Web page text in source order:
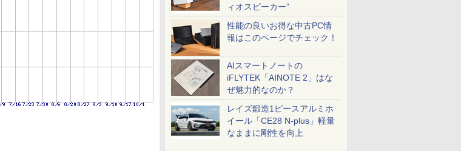
ィオスピーカー”
性能の良いお得な中古PC情
報はこのページでチェック！
AIスマートノートの
iFLYTEK「AINOTE 2」はな
ぜ魅力的なのか？
レイズ鍛造1ピースアルミホ
イール「CE28 N-plus」軽量
なままに剛性を向上